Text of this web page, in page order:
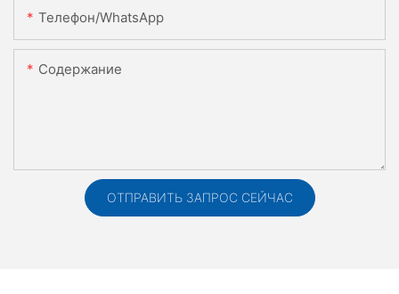
Телефон/WhatsApp
Содержание
ОТПРАВИТЬ ЗАПРОС СЕЙЧАС